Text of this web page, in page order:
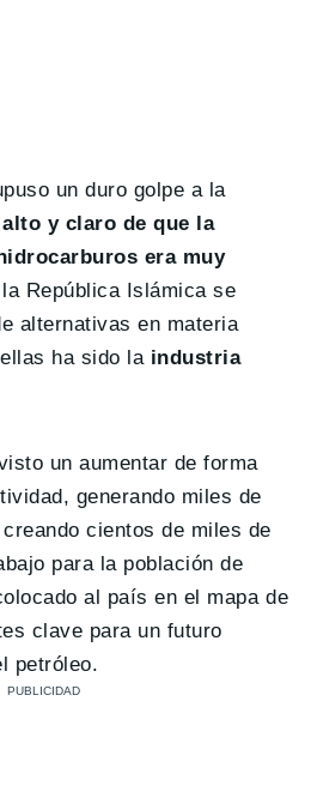
un duro golpe a la
y claro de que la
era muy
República Islámica se
alternativas en materia
ha sido la industria
un aumentar de forma
generando miles de
cientos de miles de
para la población de
al país en el mapa de
clave para un futuro
petróleo.